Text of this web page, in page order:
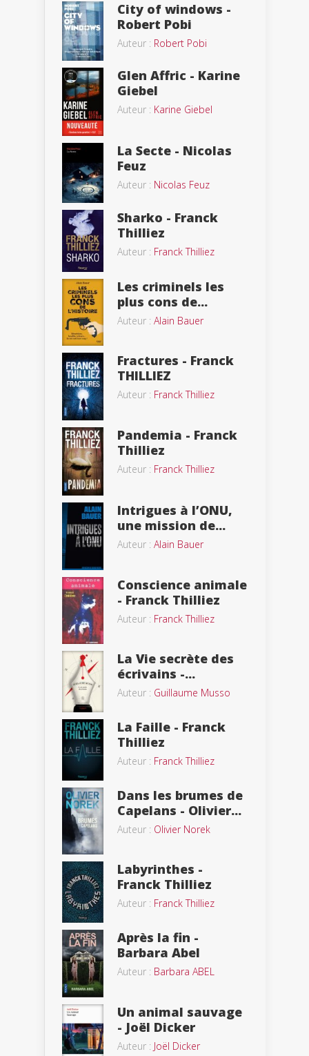
City of windows -
Robert Pobi
Auteur : Robert Pobi
Glen Affric - Karine
Giebel
Auteur : Karine Giebel
La Secte - Nicolas
Feuz
Auteur : Nicolas Feuz
Sharko - Franck
Thilliez
Auteur : Franck Thilliez
Les criminels les
plus cons de...
Auteur : Alain Bauer
Fractures - Franck
THILLIEZ
Auteur : Franck Thilliez
Pandemia - Franck
Thilliez
Auteur : Franck Thilliez
Intrigues à l’ONU,
une mission de...
Auteur : Alain Bauer
Conscience animale
- Franck Thilliez
Auteur : Franck Thilliez
La Vie secrète des
écrivains -...
Auteur : Guillaume Musso
La Faille - Franck
Thilliez
Auteur : Franck Thilliez
Dans les brumes de
Capelans - Olivier...
Auteur : Olivier Norek
Labyrinthes -
Franck Thilliez
Auteur : Franck Thilliez
Après la fin -
Barbara Abel
Auteur : Barbara ABEL
Un animal sauvage
- Joël Dicker
Auteur : Joël Dicker